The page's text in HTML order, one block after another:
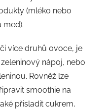
(mléko nebo
med).
více druhů ovoce, je
nápoj, nebo
Rovněž lze
smoothie na
přisladit cukrem,